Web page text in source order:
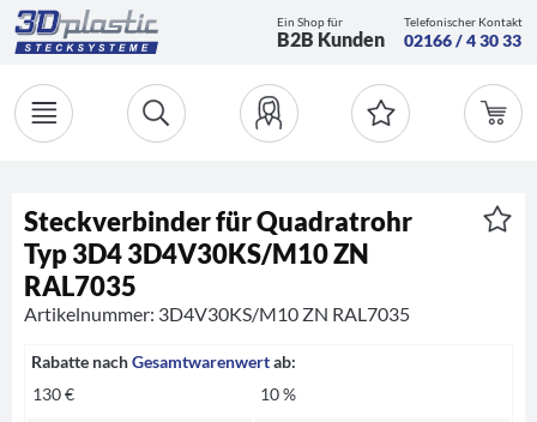
Ein Shop für
B2B Kunden
Telefonischer Kontakt
02166 / 4 30 33
Steckverbinder für Quadratrohr
Typ 3D4 3D4V30KS/M10 ZN
RAL7035
Artikelnummer: 3D4V30KS/M10 ZN RAL7035
Rabatte nachGesamtwarenwertab:
130 €
10 %